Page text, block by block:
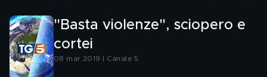
"Basta violenze", sciopero e
cortei
08 mar 2019 | Canale 5